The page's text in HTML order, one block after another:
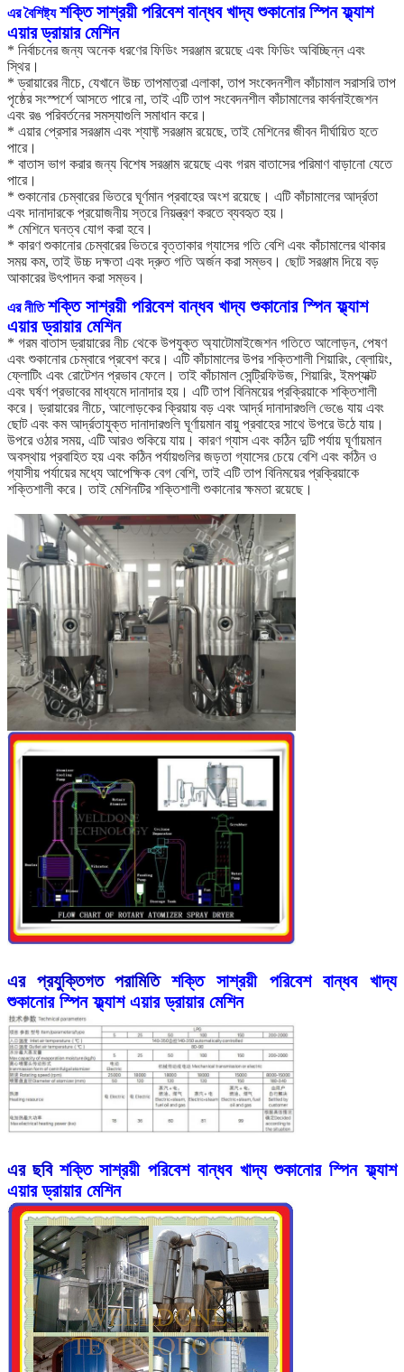
এর বৈশিষ্ট্যশক্তি সাশ্রয়ী পরিবেশ বান্ধব খাদ্য শুকানোর স্পিন ফ্ল্যাশ
এয়ার ড্রায়ার মেশিন
* নির্বাচনের জন্য অনেক ধরণের ফিডিং সরঞ্জাম রয়েছে এবং ফিডিং অবিচ্ছিন্ন এবং
স্থির।
* ড্রায়ারের নীচে, যেখানে উচ্চ তাপমাত্রা এলাকা, তাপ সংবেদনশীল কাঁচামাল সরাসরি তাপ
পৃষ্ঠের সংস্পর্শে আসতে পারে না, তাই এটি তাপ সংবেদনশীল কাঁচামালের কার্বনাইজেশন
এবং রঙ পরিবর্তনের সমস্যাগুলি সমাধান করে।
* এয়ার প্রেসার সরঞ্জাম এবং শ্যাফ্ট সরঞ্জাম রয়েছে, তাই মেশিনের জীবন দীর্ঘায়িত হতে
পারে।
* বাতাস ভাগ করার জন্য বিশেষ সরঞ্জাম রয়েছে এবং গরম বাতাসের পরিমাণ বাড়ানো যেতে
পারে।
* শুকানোর চেম্বারের ভিতরে ঘূর্ণমান প্রবাহের অংশ রয়েছে। এটি কাঁচামালের আর্দ্রতা
এবং দানাদারকে প্রয়োজনীয় স্তরে নিয়ন্ত্রণ করতে ব্যবহৃত হয়।
* মেশিনে ঘনত্ব যোগ করা হবে।
* কারণ শুকানোর চেম্বারের ভিতরে বৃত্তাকার গ্যাসের গতি বেশি এবং কাঁচামালের থাকার
সময় কম, তাই উচ্চ দক্ষতা এবং দ্রুত গতি অর্জন করা সম্ভব। ছোট সরঞ্জাম দিয়ে বড়
আকারের উৎপাদন করা সম্ভব।
এর নীতিশক্তি সাশ্রয়ী পরিবেশ বান্ধব খাদ্য শুকানোর স্পিন ফ্ল্যাশ
এয়ার ড্রায়ার মেশিন
* গরম বাতাস ড্রায়ারের নীচ থেকে উপযুক্ত অ্যাটোমাইজেশন গতিতে আলোড়ন, পেষণ
এবং শুকানোর চেম্বারে প্রবেশ করে। এটি কাঁচামালের উপর শক্তিশালী শিয়ারিং, ব্লোয়িং,
ফ্লোটিং এবং রোটেশন প্রভাব ফেলে। তাই কাঁচামাল সেন্ট্রিফিউজ, শিয়ারিং, ইমপ্যাক্ট
এবং ঘর্ষণ প্রভাবের মাধ্যমে দানাদার হয়। এটি তাপ বিনিময়ের প্রক্রিয়াকে শক্তিশালী
করে। ড্রায়ারের নীচে, আলোড়কের ক্রিয়ায় বড় এবং আর্দ্র দানাদারগুলি ভেঙে যায় এবং
ছোট এবং কম আর্দ্রতাযুক্ত দানাদারগুলি ঘূর্ণায়মান বায়ু প্রবাহের সাথে উপরে উঠে যায়।
উপরে ওঠার সময়, এটি আরও শুকিয়ে যায়। কারণ গ্যাস এবং কঠিন দুটি পর্যায় ঘূর্ণায়মান
অবস্থায় প্রবাহিত হয় এবং কঠিন পর্যায়গুলির জড়তা গ্যাসের চেয়ে বেশি এবং কঠিন ও
গ্যাসীয় পর্যায়ের মধ্যে আপেক্ষিক বেগ বেশি, তাই এটি তাপ বিনিময়ের প্রক্রিয়াকে
শক্তিশালী করে। তাই মেশিনটির শক্তিশালী শুকানোর ক্ষমতা রয়েছে।
এর প্রযুক্তিগত পরামিতিশক্তি সাশ্রয়ী পরিবেশ বান্ধব খাদ্য
শুকানোর স্পিন ফ্ল্যাশ এয়ার ড্রায়ার মেশিন
এর ছবি শক্তি সাশ্রয়ী পরিবেশ বান্ধব খাদ্য শুকানোর স্পিন ফ্ল্যাশ
এয়ার ড্রায়ার মেশিন